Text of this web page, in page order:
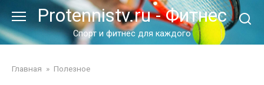
контенту
Protennistv.ru - Фитнес
Спорт и фитнес для каждого
Главная » Полезное